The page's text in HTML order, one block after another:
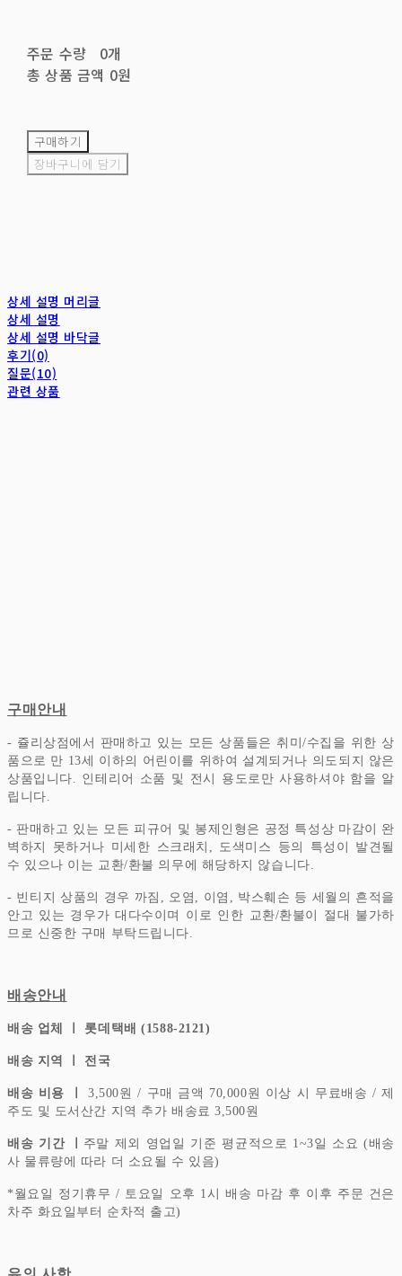
주문 수량
0개
총 상품 금액 0원
구매하기
장바구니에 담기
상세 설명 머리글
상세 설명
상세 설명 바닥글
후기(0)
질문(10)
관련 상품
구매안내
- 쥴리상점에서 판매하고 있는 모든 상품들은 취미/수집을 위한 상
품으로 만 13세 이하의 어린이를 위하여 설계되거나 의도되지 않은
상품입니다. 인테리어 소품 및 전시 용도로만 사용하셔야 함을 알
립니다.
- 판매하고 있는 모든 피규어 및 봉제인형은 공정 특성상 마감이 완
벽하지 못하거나 미세한 스크래치, 도색미스 등의 특성이 발견될
수 있으나 이는 교환/환불 의무에 해당하지 않습니다.
- 빈티지 상품의 경우 까짐, 오염, 이염, 박스훼손 등 세월의 흔적을
안고 있는 경우가 대다수이며 이로 인한 교환/환불이 절대 불가하
므로 신중한 구매 부탁드립니다.
배송안내
배송 업체 ㅣ 롯데택배 (1588-2121)
배송 지역 ㅣ 전국
배송 비용 ㅣ3,500원 / 구매 금액 70,000원 이상 시 무료배송 / 제
주도 및 도서산간 지역 추가 배송료 3,500원
배송 기간 ㅣ 주말 제외 영업일 기준 평균적으로 1~3일 소요 (배송
사 물류량에 따라 더 소요될 수 있음)
* 월요일 정기휴무 / 토요일 오후 1시 배송 마감 후 이후 주문 건은
차주 화요일부터 순차적 출고)